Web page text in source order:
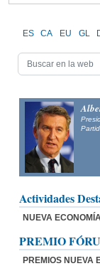
ES CA EU GL
Actividades
NUEVA
PREMIO
PREMIOS NUEVA